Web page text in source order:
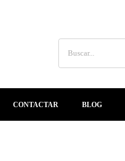
CONTACTAR BLOG